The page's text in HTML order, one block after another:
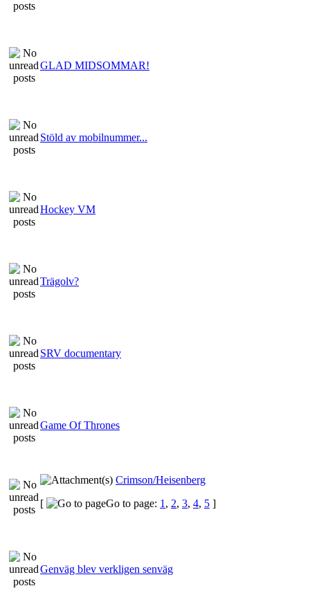
GLAD MIDSOMMAR!
Stöld av mobilnummer...
Hockey VM
Trägolv?
SRV documentary
Game Of Thrones
Crimson/Heisenberg
[
Go to page: 1 , 2, 3, 4, 5 ]
Genväg blev verkligen senväg